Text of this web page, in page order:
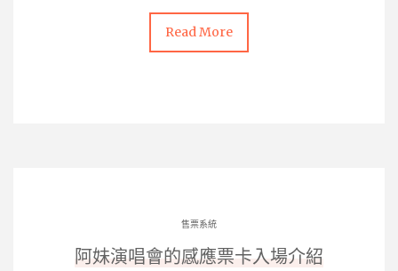
Read More
售票系統
阿妹演唱會的感應票卡入場介紹